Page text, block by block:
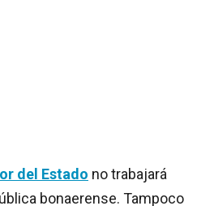
del Estado no trabajará
bonaerense. Tampoco